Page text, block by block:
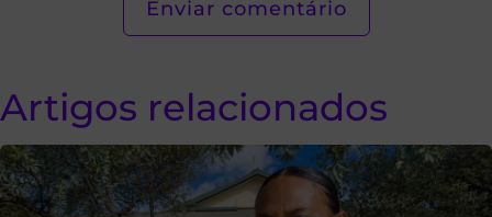
Artigos relacionados